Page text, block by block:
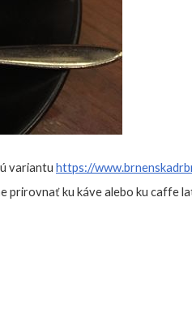
variantu https://
prirovnať ku káve alebo ku caffe